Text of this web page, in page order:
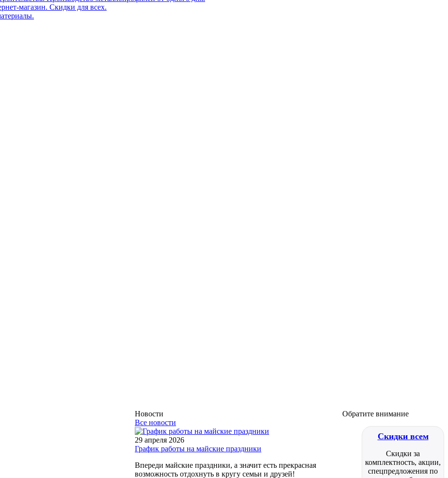
Обратите внимание
Скидки всем
Скидки за
комплектность, акции,
спецпредложения по
Новости
Все новости
29 апреля 2026
График работы на майские праздники
Впереди майские праздники, а значит есть прекрасная
возможность отдохнуть в кругу семьи и друзей!